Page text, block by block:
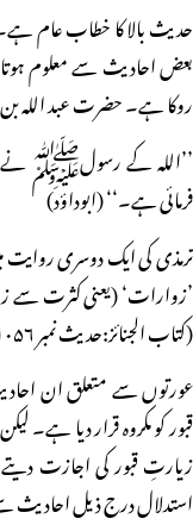
حدیث بالا کا خطاب عام
بعض احادیث سے معلوم
روکا ہے۔ حضرت عبد اللہ
’’اللہ کے رسولﷺ نے
فرمائی ہے۔‘‘ (ابوداؤد)
ترمذی کی ایک دوسری
’زوارات‘ (یعنی کثرت سے
(کتاب الجنائز:حدیث نمبر ۱۰۵۶)
عورتوں سے متعلق ان
قبور کو مکروہ قرار دیا
استدلال درج ذیل